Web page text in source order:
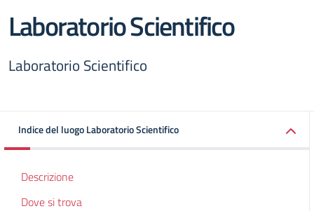
Laboratorio Scientifico
Laboratorio Scientifico
Indice del luogo Laboratorio Scientifico
Descrizione
Dove si trova